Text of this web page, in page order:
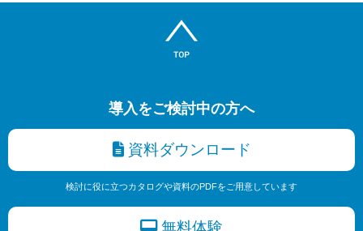
導入をご検討中の方へ
資料ダウンロード
検討に役に立つカタログや資料のPDFをご用意しています